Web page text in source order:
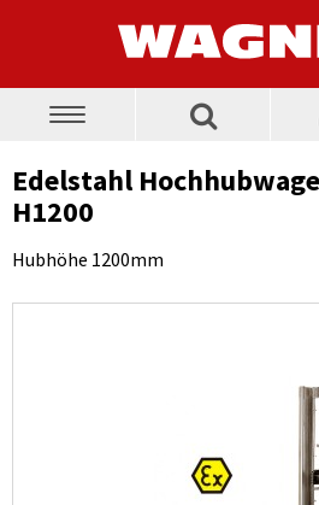
Toggle
Edelstahl
H1200
Hubhöhe 1200mm